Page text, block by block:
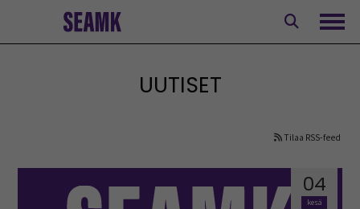
UUTISET
Tilaa RSS-feed
04
kesä